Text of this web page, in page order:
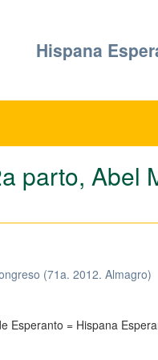
Hispana
parto, Abel
(71a. 2012. Almagro)
Esperanto = Hispana